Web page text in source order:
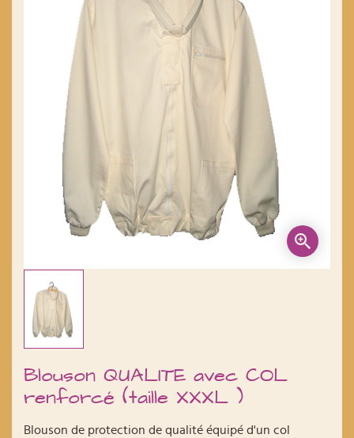
Blouson QUALITE avec COL
renforcé (taille XXXL )
Blouson de protection de qualité équipé d'un col